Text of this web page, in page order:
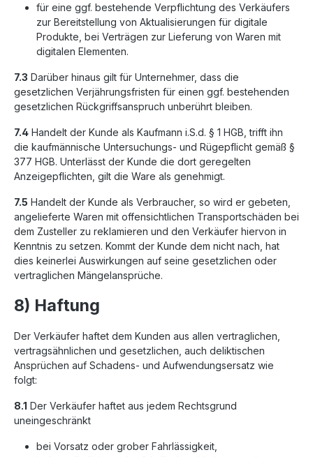
für eine ggf. bestehende Verpflichtung des Verkäufers
zur Bereitstellung von Aktualisierungen für digitale
Produkte, bei Verträgen zur Lieferung von Waren mit
digitalen Elementen.
7.3 Darüber hinaus gilt für Unternehmer, dass die
gesetzlichen Verjährungsfristen für einen ggf. bestehenden
gesetzlichen Rückgriffsanspruch unberührt bleiben.
7.4 Handelt der Kunde als Kaufmann i.S.d. § 1 HGB, trifft ihn
die kaufmännische Untersuchungs- und Rügepflicht gemäß §
377 HGB. Unterlässt der Kunde die dort geregelten
Anzeigepflichten, gilt die Ware als genehmigt.
7.5 Handelt der Kunde als Verbraucher, so wird er gebeten,
angelieferte Waren mit offensichtlichen Transportschäden bei
dem Zusteller zu reklamieren und den Verkäufer hiervon in
Kenntnis zu setzen. Kommt der Kunde dem nicht nach, hat
dies keinerlei Auswirkungen auf seine gesetzlichen oder
vertraglichen Mängelansprüche.
8) Haftung
Der Verkäufer haftet dem Kunden aus allen vertraglichen,
vertragsähnlichen und gesetzlichen, auch deliktischen
Ansprüchen auf Schadens- und Aufwendungsersatz wie
folgt:
8.1 Der Verkäufer haftet aus jedem Rechtsgrund
uneingeschränkt
bei Vorsatz oder grober Fahrlässigkeit,